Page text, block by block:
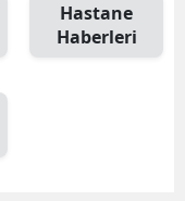
Hastane
Haberleri